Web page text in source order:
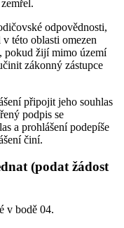
odpovědnosti,
této oblasti omezen
pokud žijí mimo území
zákonný zástupce
připojit jeho souhlas
podpis se
a prohlášení podepíše
činí.
(podat žádost
v bodě 04.